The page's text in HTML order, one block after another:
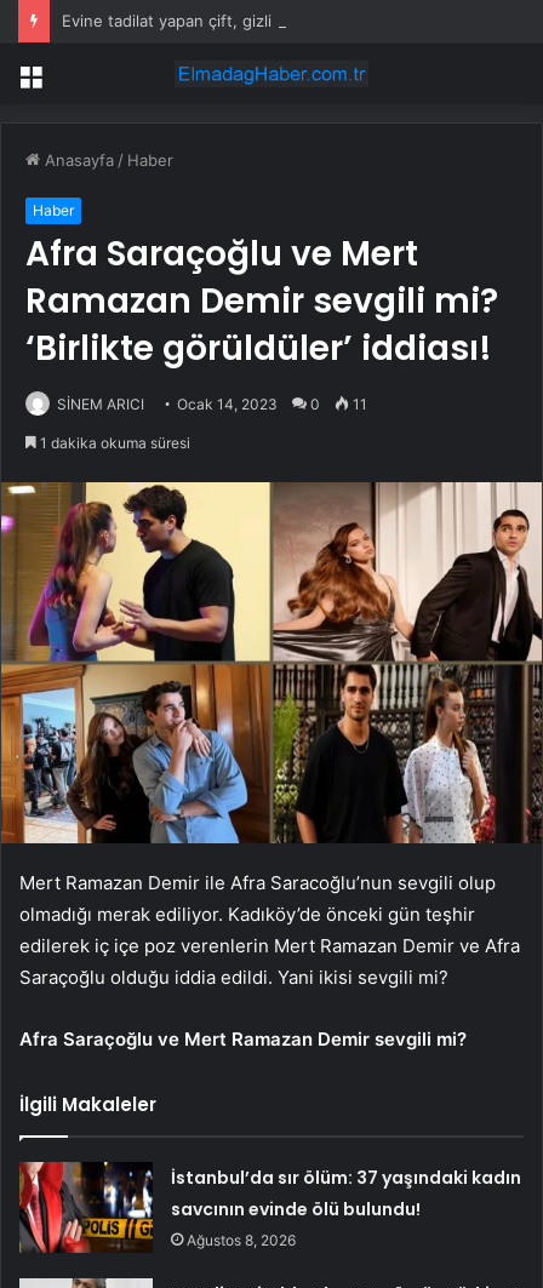
Menü
Anasayfa / Haber
Haber
Afra Saraçoğlu ve Mert
Ramazan Demir sevgili mi?
‘Birlikte görüldüler’ iddiası!
SİNEM ARICI Ocak 14, 2023 0 11
1 dakika okuma süresi
Mert Ramazan Demir ile Afra Saracoğlu’nun sevgili olup
olmadığı merak ediliyor. Kadıköy’de önceki gün teşhir
edilerek iç içe poz verenlerin Mert Ramazan Demir ve Afra
Saraçoğlu olduğu iddia edildi. Yani ikisi sevgili mi?
Afra Saraçoğlu ve Mert Ramazan Demir sevgili mi?
İlgili Makaleler
İstanbul’da sır ölüm: 37 yaşındaki kadın
savcının evinde ölü bulundu!
Ağustos 8, 2026